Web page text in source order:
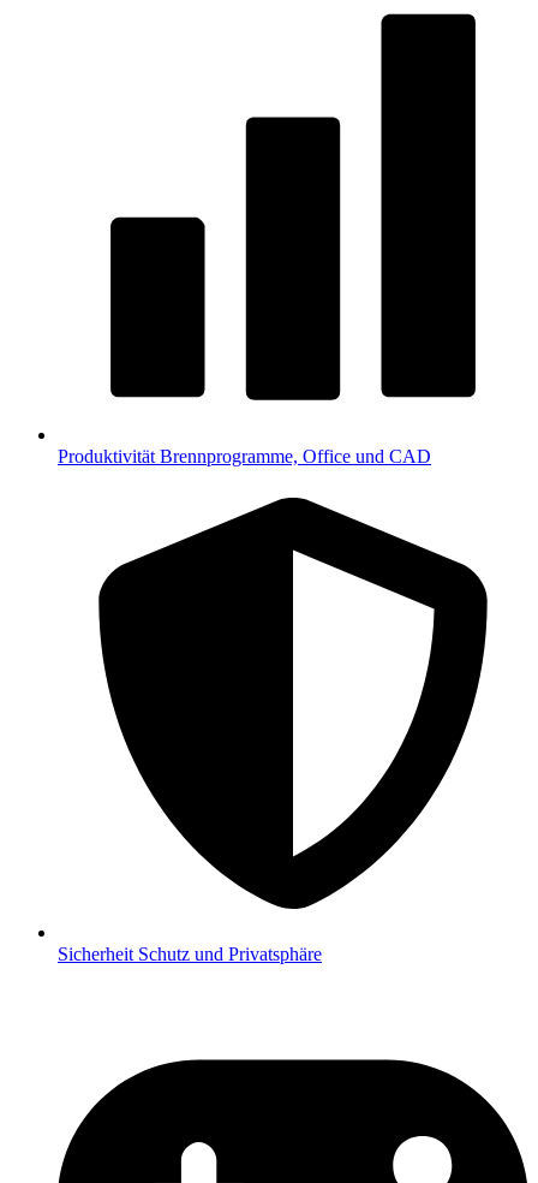
Produktivität Brennprogramme, Office und CAD
Sicherheit Schutz und Privatsphäre